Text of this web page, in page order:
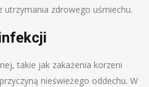
utrzymania zdrowego uśmiechu.
takie jak zakażenia korzeni
nieświeżego oddechu. W